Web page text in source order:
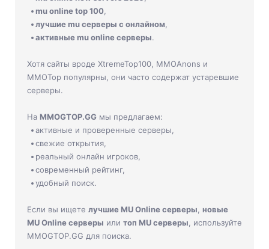
mu online top 100
лучшие mu серверы с онлайном
активные mu online серверы.
Хотя сайты вроде XtremeTop100, MMOAnons и
MMOTop популярны, они часто содержат устаревшие
серверы.
На MMOGTOP.GG мы предлагаем:
активные и проверенные серверы,
свежие открытия,
реальный онлайн игроков,
современный рейтинг,
удобный поиск.
Если вы ищете лучшие MU Online серверы новые
MU Online серверы или топ MU серверы , используйте
MMOGTOP.GG для поиска.